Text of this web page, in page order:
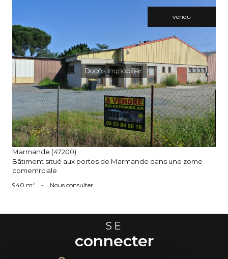
vendu
voir le bien
Marmande (47200)
Bâtiment situé aux portes de Marmande dans une zome
comemrciale
940 m² - Nous consulter
SE
connecter